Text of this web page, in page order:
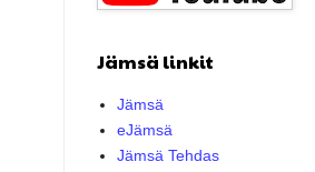
Jämsä linkit
Jämsä
eJämsä
Jämsä Tehdas